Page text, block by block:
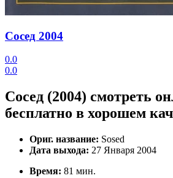
Сосед 2004
0.0
0.0
Сосед (2004) смотреть
бесплатно в хорошем
Ориг. название: Sosed
Дата выхода: 27 Января 2004
Время: 81 мин.